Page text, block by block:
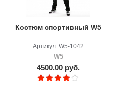
Костюм спортивный W5
Артикул: W5-1042
W5
4500.00 руб.